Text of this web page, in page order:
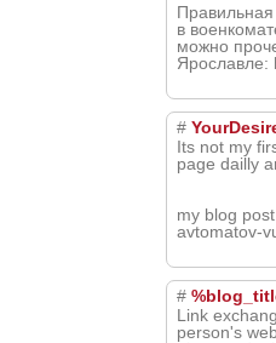
в
можно
Ярославле:
#
Its not my
page dailly
my blog
avtomatov-
#
Link
person's